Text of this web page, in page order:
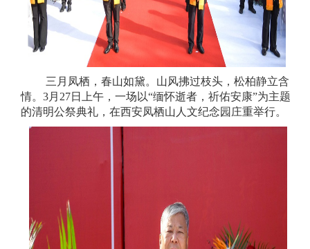
三月凤栖，春山如黛。山风拂过枝头，松柏静立含
情。 3月27日上午，一场以“缅怀逝者，祈佑安康”为主题
的清明公祭典礼，在西安凤栖山人文纪念园庄重举行。